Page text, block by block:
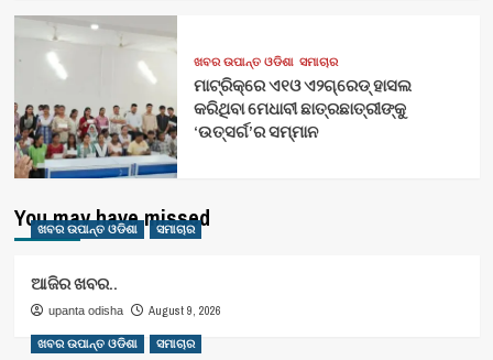
ଖବର ଉପାନ୍ତ ଓଡିଶା ସମାଚାର
ମାଟ୍ରିକ୍‌ରେ ଏ୧ଓ ଏ୨ଗ୍ରେଡ୍‌ ହାସଲ
କରିଥିବା ମେଧାବୀ ଛାତ୍ରଛାତ୍ରୀଙ୍କୁ
‘ଉତ୍ସର୍ଗ’ର ସମ୍ମାନ
You may have missed
ଖବର ଉପାନ୍ତ ଓଡିଶା ସମାଚାର
ଆଜିର ଖବର..
upanta odisha August 9, 2026
ଖବର ଉପାନ୍ତ ଓଡିଶା ସମାଚାର